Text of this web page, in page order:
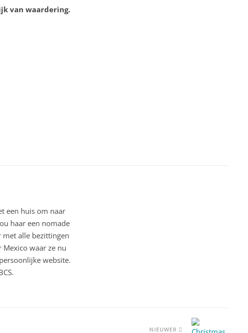
van waardering.
een huis om naar
haar een nomade
alle bezittingen
waar ze nu
website.
NIEUWER